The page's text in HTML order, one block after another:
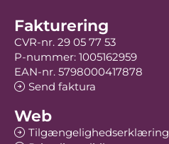
Fakturering
CVR-nr. 29 05 77 53
P-nummer: 1005162959
EAN-nr. 5798000417878
Send faktura
Web
Tilgængelighedserklæring